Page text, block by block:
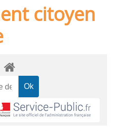
citoyen